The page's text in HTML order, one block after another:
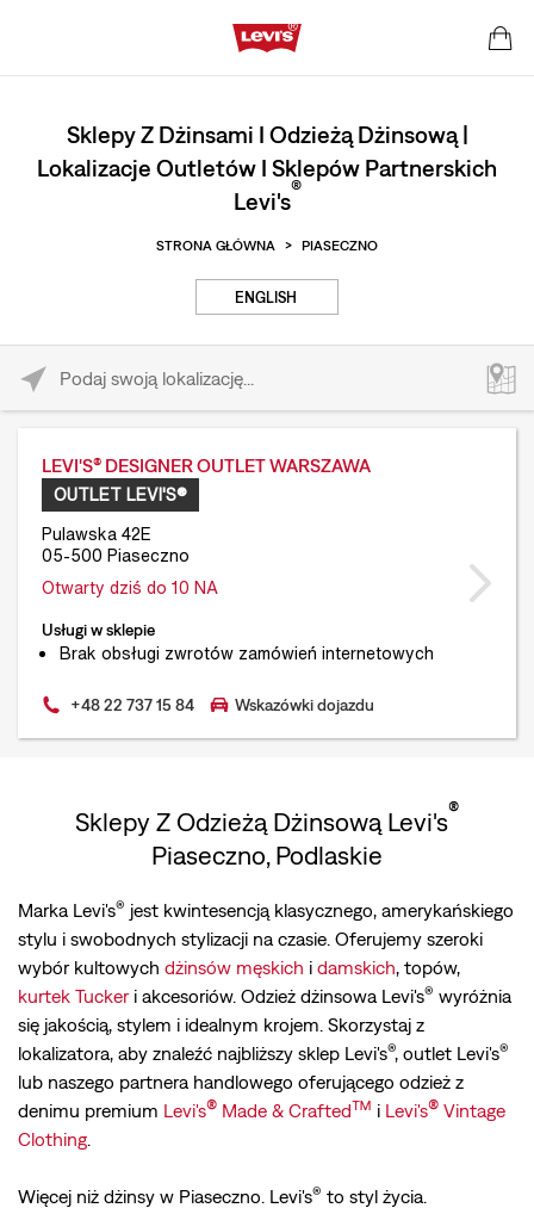
Sklepy Z Dżinsami I Odzieżą Dżinsową |
Lokalizacje Outletów I Sklepów Partnerskich
Levi's®
STRONA GŁÓWNA > PIASECZNO
ENGLISH
LEVI'S® DESIGNER OUTLET WARSZAWA
OUTLET LEVI'S®
Pulawska 42E
05-500 Piaseczno
Otwarty dziś do 10 NA
Usługi w sklepie
Brak obsługi zwrotów zamówień internetowych
+48 22 737 15 84 Wskazówki dojazdu
Sklepy Z Odzieżą Dżinsową Levi's®
Piaseczno, Podlaskie
Marka Levi's® jest kwintesencją klasycznego, amerykańskiego
stylu i swobodnych stylizacji na czasie. Oferujemy szeroki
wybór kultowych dżinsów męskich i damskich, topów,
kurtek Tuckeri akcesoriów. Odzież dżinsowa Levi's® wyróżnia
się jakością, stylem i idealnym krojem. Skorzystaj z
lokalizatora, aby znaleźć najbliższy sklep Levi's®, outlet Levi's®
lub naszego partnera handlowego oferującego odzież z
denimu premium Levi's® Made & Crafted™ i Levi's® Vintage
Clothing.
Więcej niż dżinsy w Piaseczno. Levi's® to styl życia.